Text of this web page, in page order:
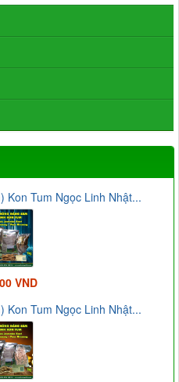
Kon Tum Ngọc Linh Nhật...
VND
Kon Tum Ngọc Linh Nhật...